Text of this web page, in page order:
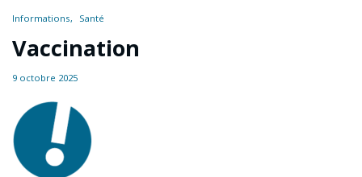
Informations Santé
Vaccination
9 octobre 2025